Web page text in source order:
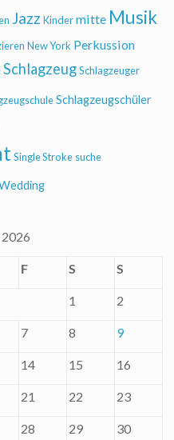
Jazz Kinder mitte Musik
New York Perkussion
Schlagzeug Schlagzeuger
Schlagzeugschüler
Single Stroke suche
F S S
1 2
7 8 9
14 15 16
21 22 23
28 29 30